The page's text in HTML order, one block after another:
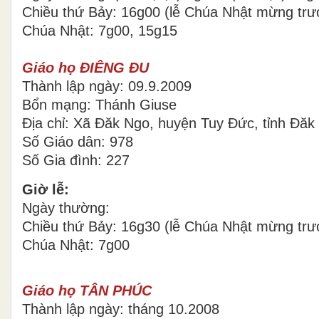
Chiều thứ Bảy: 16g00 (lễ Chúa Nhật mừng
Chúa Nhật: 7g00, 15g15
Giáo họ ĐIÊNG ĐU
Thành lập ngày: 09.9.2009
Bổn mạng: Thánh Giuse
Địa chỉ: Xã Đăk Ngo, huyện Tuy Đức, tỉnh Đăk
Số Giáo dân: 978
Số Gia đình: 227
Giờ lễ:
Ngày thường:
Chiều thứ Bảy: 16g30 (lễ Chúa Nhật mừng
Chúa Nhật: 7g00
Giáo họ TÂN PHÚC
Thành lập ngày: tháng 10.2008